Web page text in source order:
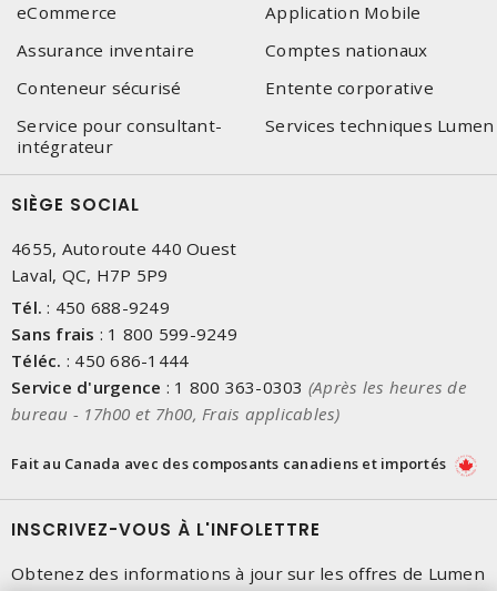
eCommerce
Application Mobile
Assurance inventaire
Comptes nationaux
Conteneur sécurisé
Entente corporative
Service pour consultant-
intégrateur
Services techniques Lumen
SIÈGE SOCIAL
4655, Autoroute 440 Ouest
Laval, QC, H7P 5P9
Tél. : 450 688-9249
Sans frais : 1 800 599-9249
Téléc. : 450 686-1444
Service d'urgence : 1 800 363-0303 (Après les heures de
bureau - 17h00 et 7h00, Frais applicables)
Fait au Canada avec des composants canadiens et importés
INSCRIVEZ-VOUS À L'INFOLETTRE
Obtenez des informations à jour sur les offres de Lumen